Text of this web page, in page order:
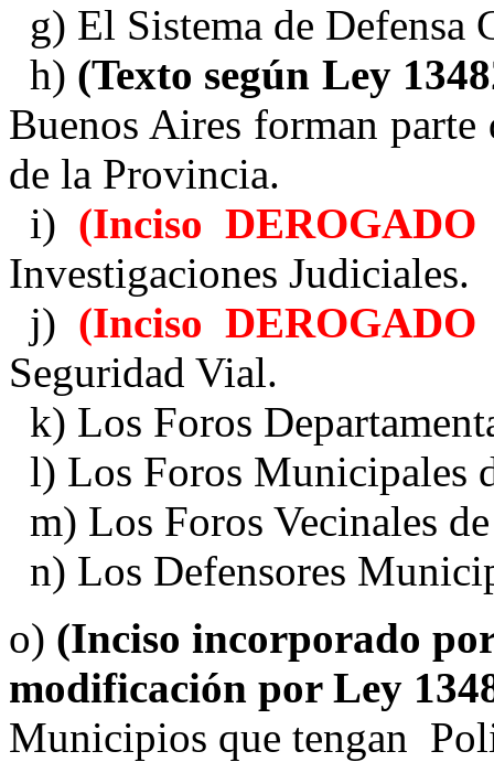
g) El Sistema de Defensa
h) (Texto según Ley
Buenos Aires forman
de la Provincia.
i) (Inciso
Investigaciones Judiciales.
j) (Inciso
Seguridad Vial.
k) Los Foros
l) Los Foros Municipales
m) Los Foros Vecinales
n) Los Defensores
o) (Inciso incorporado
modificación por Ley
Municipios que tengan